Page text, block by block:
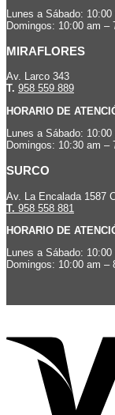
Lunes a Sábado:
Domingos: 10:00 am –
MIRAFLORES
Av. Larco 343
T. 958 559 889
HORARIO DE
Lunes a Sábado:
Domingos: 10:30 am –
SURCO
Av. La Encalada 1587
T. 958 558 881
HORARIO DE
Lunes a Sábado:
Domingos: 10:00 am –